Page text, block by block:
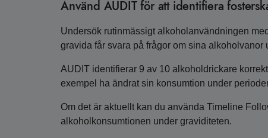
Använd AUDIT för att identifiera
Undersök rutinmässigt alkoholanvändningen
gravida får svara på frågor om sina alkoholvanor
AUDIT identifierar 9 av 10 alkoholdrickare
exempel ha ändrat sin konsumtion under
Om det är aktuellt kan du använda Timeline
alkoholkonsumtionen under graviditeten.